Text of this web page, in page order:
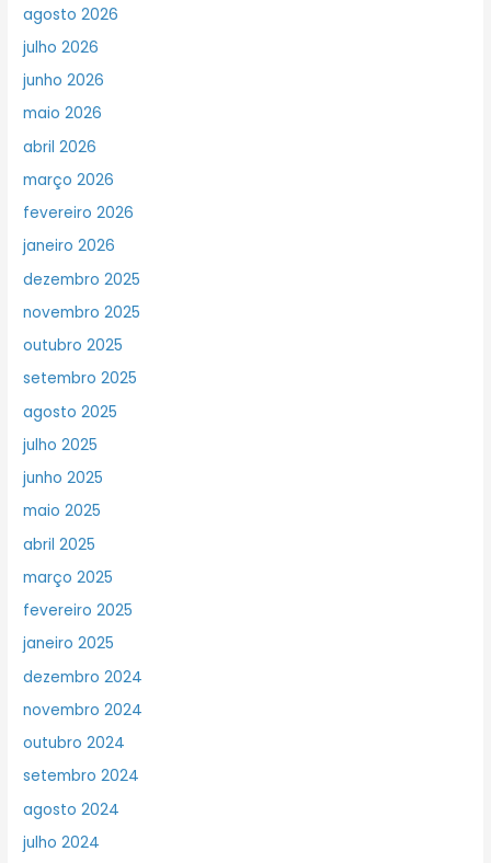
agosto 2026
julho 2026
junho 2026
maio 2026
abril 2026
março 2026
fevereiro 2026
janeiro 2026
dezembro 2025
novembro 2025
outubro 2025
setembro 2025
agosto 2025
julho 2025
junho 2025
maio 2025
abril 2025
março 2025
fevereiro 2025
janeiro 2025
dezembro 2024
novembro 2024
outubro 2024
setembro 2024
agosto 2024
julho 2024